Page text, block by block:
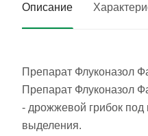
Описание
Препарат Флуконазол
Препарат Флуконазол
- дрожжевой грибок
выделения.